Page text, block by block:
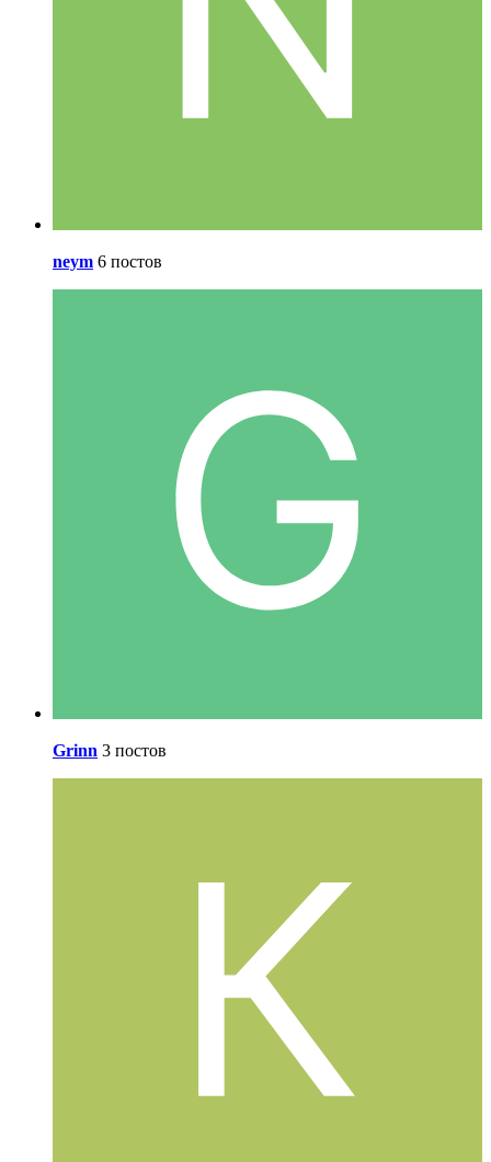
neym 6 постов
Grinn 3 постов